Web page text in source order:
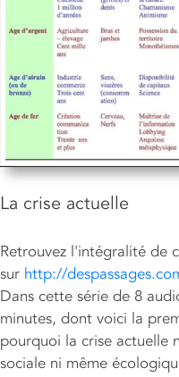
La crise actuelle
Retrouvez l'intégralité de
sur http://
Dans cette série de 8
minutes, dont voici la
pourquoi la crise actuelle
sociale ni même